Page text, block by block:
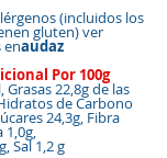
(incluidos los
gluten) ver
enaudaz
Por 100g
Grasas 22,8g de las
de Carbono
24,3g, Fibra
1,0g,
Sal 1,2 g